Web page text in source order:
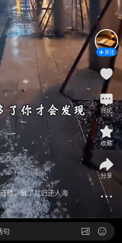
债，散了就归还人海
关注
评论
收藏
分享
句